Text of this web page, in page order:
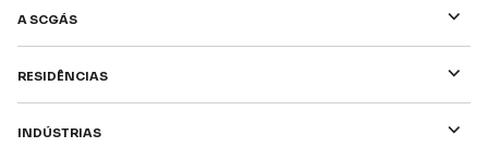
A SCGÁS ⌵
Residências ⌵
Indústrias ⌵